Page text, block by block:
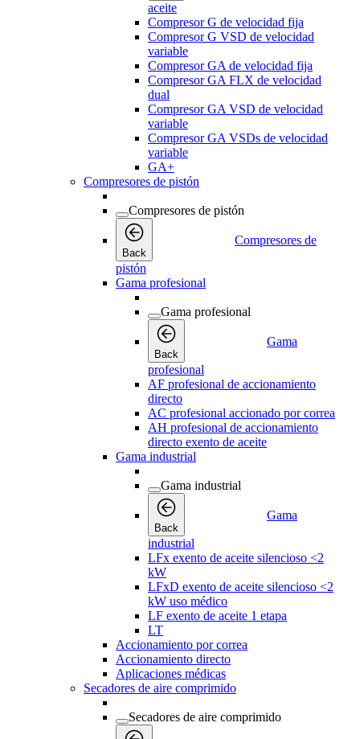
aceite
Compresor G de velocidad fija
Compresor G VSD de velocidad
variable
Compresor GA de velocidad fija
Compresor GA FLX de velocidad
dual
Compresor GA VSD de velocidad
variable
Compresor GA VSDs de velocidad
variable
GA+
Compresores de pistón
Compresores de pistón
Back
Compresores de
pistón
Gama profesional
Gama profesional
Back
Gama
profesional
AF profesional de accionamiento
directo
AC profesional accionado por correa
AH profesional de accionamiento
directo exento de aceite
Gama industrial
Gama industrial
Back
Gama
industrial
LFx exento de aceite silencioso <2
kW
LFxD exento de aceite silencioso <2
kW uso médico
LF exento de aceite 1 etapa
LT
Accionamiento por correa
Accionamiento directo
Aplicaciones médicas
Secadores de aire comprimido
Secadores de aire comprimido